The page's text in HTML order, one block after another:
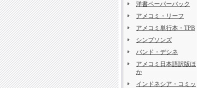
洋書ペーパーバック
アメコミ・リーフ
アメコミ単行本・TPB
シンプソンズ
バンド・デシネ
アメコミ日本語訳版ほ
か
インドネシア・コミッ